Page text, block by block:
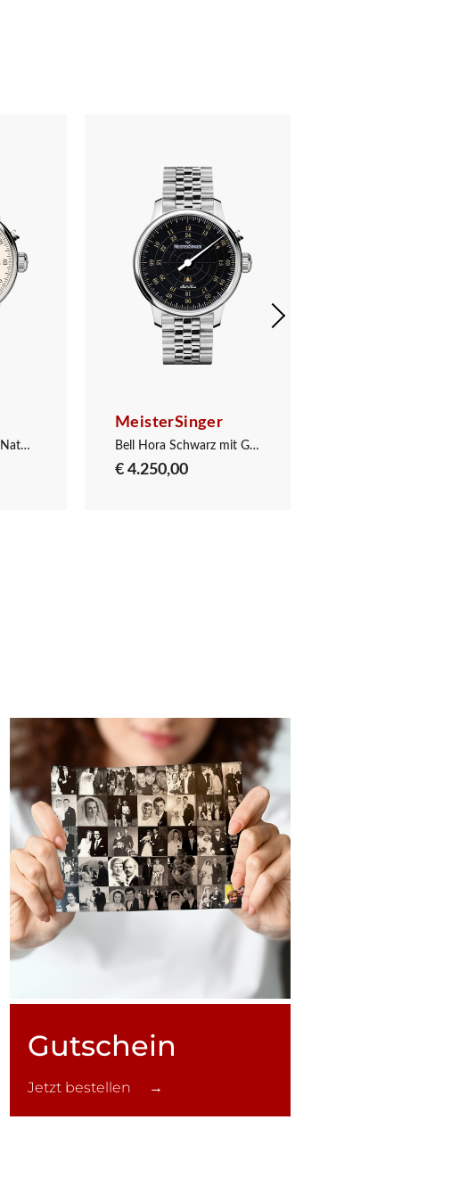
Bell Hora Elfenbein Naturell
MeisterSinger
Bell Hora Schwarz mit Gold
€ 4.250,00
Gutschein
Jetzt bestellen →